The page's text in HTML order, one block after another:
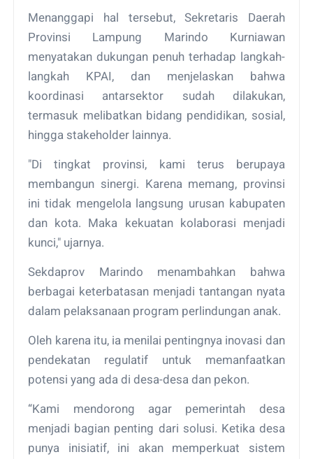
Menanggapi hal tersebut, Sekretaris Daerah
Provinsi Lampung Marindo Kurniawan
menyatakan dukungan penuh terhadap langkah-
langkah KPAI, dan menjelaskan bahwa
koordinasi antarsektor sudah dilakukan,
termasuk melibatkan bidang pendidikan, sosial,
hingga stakeholder lainnya.
"Di tingkat provinsi, kami terus berupaya
membangun sinergi. Karena memang, provinsi
ini tidak mengelola langsung urusan kabupaten
dan kota. Maka kekuatan kolaborasi menjadi
kunci," ujarnya.
Sekdaprov Marindo menambahkan bahwa
berbagai keterbatasan menjadi tantangan nyata
dalam pelaksanaan program perlindungan anak.
Oleh karena itu, ia menilai pentingnya inovasi dan
pendekatan regulatif untuk memanfaatkan
potensi yang ada di desa-desa dan pekon.
“Kami mendorong agar pemerintah desa
menjadi bagian penting dari solusi. Ketika desa
punya inisiatif, ini akan memperkuat sistem